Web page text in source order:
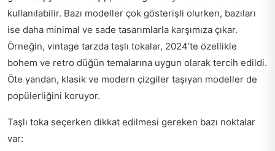
kullanılabilir. Bazı modeller çok gösterişli olurken, bazıları
ise daha minimal ve sade tasarımlarla karşımıza çıkar.
Örneğin, vintage tarzda taşlı tokalar, 2024’te özellikle
bohem ve retro düğün temalarına uygun olarak tercih edildi.
Öte yandan, klasik ve modern çizgiler taşıyan modeller de
popülerliğini koruyor.
Taşlı toka seçerken dikkat edilmesi gereken bazı noktalar
var: